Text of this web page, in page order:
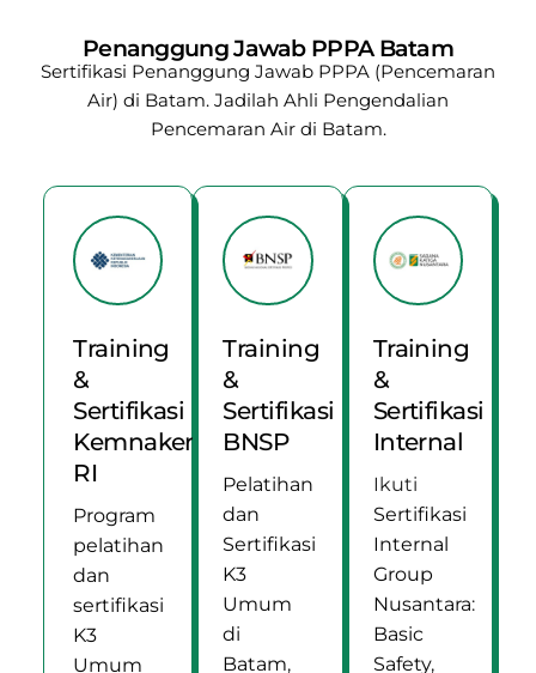
Penanggung Jawab PPPA Batam
Sertifikasi Penanggung Jawab PPPA (Pencemaran
Air) di Batam. Jadilah Ahli Pengendalian
Pencemaran Air di Batam.
Training
&
Sertifikasi
Kemnaker
RI
Program
pelatihan
dan
sertifikasi
K3
Umum
Training
&
Sertifikasi
BNSP
Pelatihan
dan
Sertifikasi
K3
Umum
di
Batam,
Training
&
Sertifikasi
Internal
Ikuti
Sertifikasi
Internal
Group
Nusantara:
Basic
Safety,